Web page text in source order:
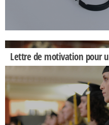
Lettre de motivation pour